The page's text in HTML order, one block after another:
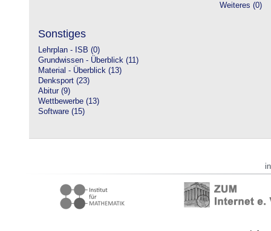
Weiteres (0)
Sonstiges
Lehrplan - ISB (0)
Grundwissen - Überblick (11)
Material - Überblick (13)
Denksport (23)
Abitur (9)
Wettbewerbe (13)
Software (15)